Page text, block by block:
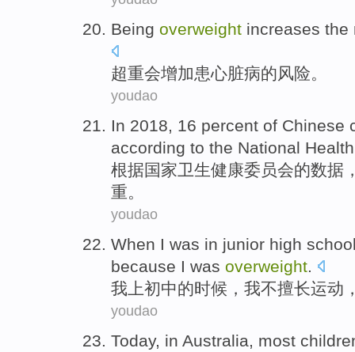
Being overweight increases the
超重会增加患心脏病的风险。
youdao
In 2018, 16 percent of Chinese
according to the National
根据国家卫生健康委员会的数据
重。
youdao
When I was in junior high
because I was overweight.
我 上初中的时候，我不擅长运动
youdao
Today, in Australia, most